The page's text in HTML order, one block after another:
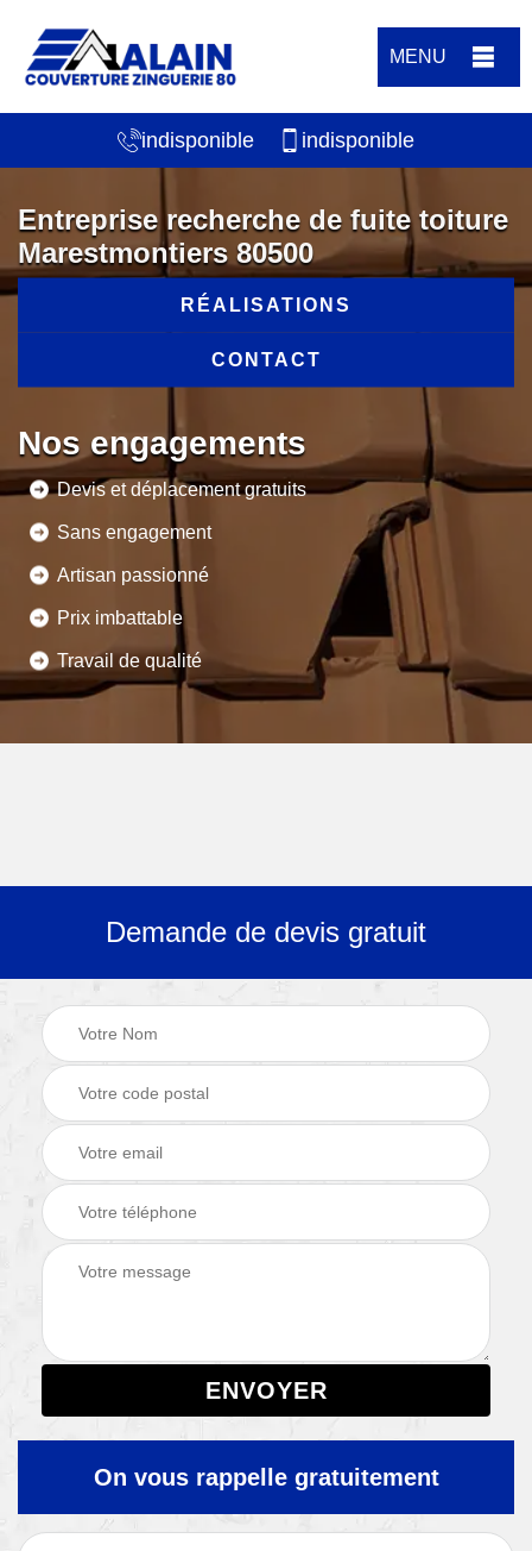
MENU
indisponible indisponible
Entreprise recherche de fuite toiture
Marestmontiers 80500
RÉALISATIONS
CONTACT
Nos engagements
Devis et déplacement gratuits
Sans engagement
Artisan passionné
Prix imbattable
Travail de qualité
Demande de devis gratuit
On vous rappelle gratuitement